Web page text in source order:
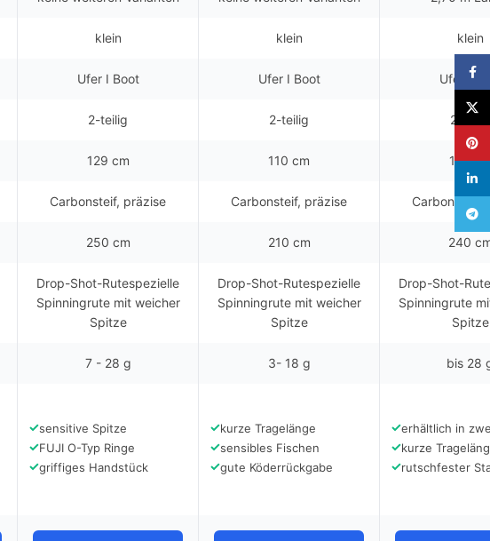
klein klein klein
Ufer I Boot Ufer I Boot Ufer I
2-teilig 2-teilig 2-teilig
129 cm 110 cm 120
Carbonsteif, präzise Carbonsteif, präzise Carbonsteif,
250 cm 210 cm 240
Drop-Shot-Rutespezielle
Spinningrute mit weicher
Spitze
Drop-Shot-Rutespezielle
Spinningrute mit weicher
Spitze
Drop-Shot-
Spinningrute
Spitze
7 - 28 g 3- 18 g bis 28
✓sensitive Spitze
✓FUJI O-Typ Ringe
✓griffiges Handstück
✓kurze Tragelänge
✓sensibles Fischen
✓gute Köderrückgabe
✓erhältlich in
✓kurze
✓rutschfester